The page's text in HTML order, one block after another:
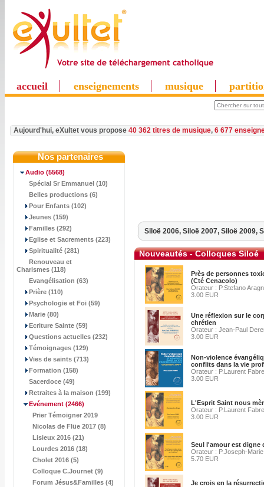
accueil enseignements musique
Aujourd'hui, eXultet vous propose 40 362 titres de musique, 6 677
Nos partenaires
Audio (5568)
Spécial Sr Emmanuel (10)
Belles productions (6)
Pour Enfants (102)
Jeunes (159)
Familles (292)
Eglise et Sacrements (223)
Spiritualité (281)
Renouveau et
Charismes (118)
Evangélisation (63)
Prière (110)
Psychologie et Foi (59)
Marie (80)
Ecriture Sainte (59)
Questions actuelles (232)
Témoignages (129)
Vies de saints (713)
Formation (158)
Sacerdoce (49)
Retraites à la maison (199)
Evénement (2466)
Prier Témoigner 2019
Nicolas de Flüe 2017 (8)
Lisieux 2016 (21)
Lourdes 2016 (18)
Cholet 2016 (5)
Colloque C.Journet (9)
Forum Jésus&Familles (4)
Siloë 2006, Siloë 2007, Siloë 2009,
Nouveautés - Colloques Siloé
Près de personnes
(Cté Cenacolo)
Orateur : P.Stefano
3.00 EUR
Une réflexion sur le
chrétien
Orateur : Jean-Paul
3.00 EUR
Non-violence
conflits dans la vie
Orateur : P.Laurent Fabre
3.00 EUR
L'Esprit Saint nous
Orateur : P.Laurent Fabre
3.00 EUR
Seul l'amour est digne
Orateur : P.Joseph-Marie
5.70 EUR
Je crois en la